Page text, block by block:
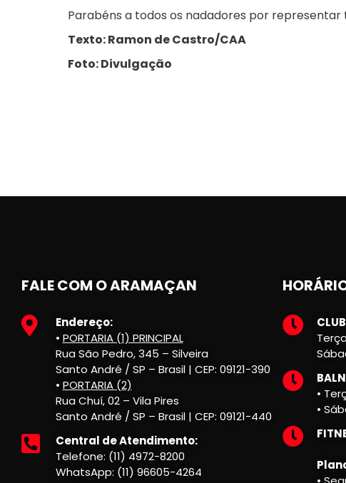
Parabéns a todos os nadadores por representar
Texto: Ramon de Castro/CAA
Foto: Divulgação
FALE COM O ARAMAÇAN
Endereço:
• PORTARIA (1) PRINCIPAL
Rua São Pedro, 345 – Silveira
Santo André / SP – Brasil | CEP: 09121-390
• PORTARIA (2)
Rua Chuí, 02 – Vila Pires
Santo André / SP – Brasil | CEP: 09121-440
Central de Atendimento:
Telefone: (11) 4972-8200
WhatsApp: (11) 96605-4264
•
•